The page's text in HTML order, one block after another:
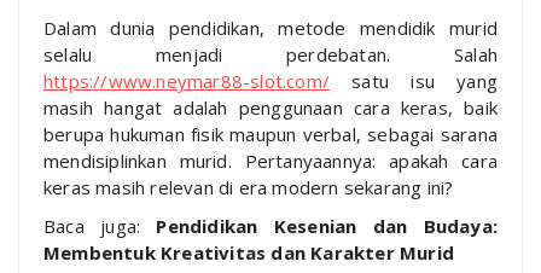
Dalam dunia pendidikan, metode mendidik murid
selalu menjadi perdebatan. Salah
https://www.neymar88-slot.com/ satu isu yang
masih hangat adalah penggunaan cara keras, baik
berupa hukuman fisik maupun verbal, sebagai sarana
mendisiplinkan murid. Pertanyaannya: apakah cara
keras masih relevan di era modern sekarang ini?
Baca juga: Pendidikan Kesenian dan Budaya:
Membentuk Kreativitas dan Karakter Murid